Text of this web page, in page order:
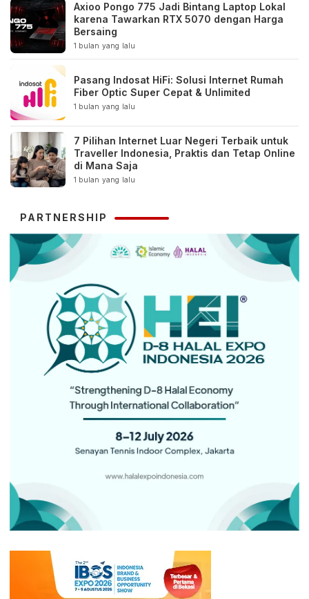
Axioo Pongo 775 Jadi Bintang Laptop Lokal
karena Tawarkan RTX 5070 dengan Harga
Bersaing
1 bulan yang lalu
Pasang Indosat HiFi: Solusi Internet Rumah
Fiber Optic Super Cepat & Unlimited
1 bulan yang lalu
7 Pilihan Internet Luar Negeri Terbaik untuk
Traveller Indonesia, Praktis dan Tetap Online
di Mana Saja
1 bulan yang lalu
PARTNERSHIP